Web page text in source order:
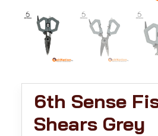
6th Sense
Shears Grey